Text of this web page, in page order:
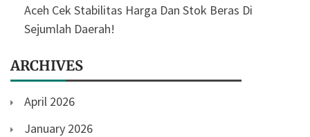
Aceh Cek Stabilitas Harga Dan Stok Beras Di
Sejumlah Daerah!
ARCHIVES
April 2026
January 2026